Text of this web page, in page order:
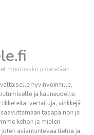
muutoksiin pidätetään
hyvinvoinnille,
ja kauneudelle.
vertailuja, vinkkejä
tasapainon ja
kehon ja mielen
asiantuntevaa tietoa ja